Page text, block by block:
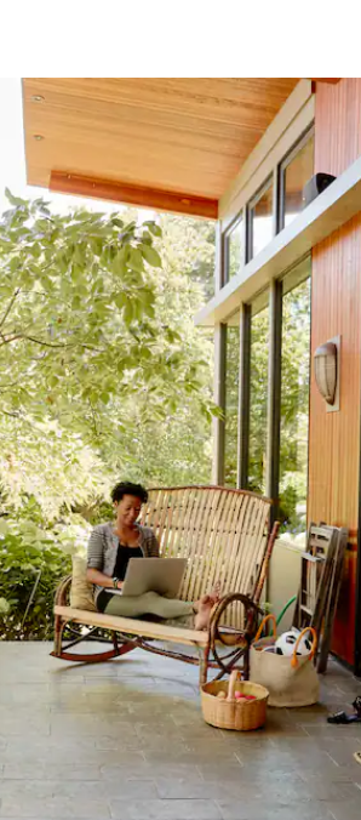
las teclas de las flechas hacia arriba y